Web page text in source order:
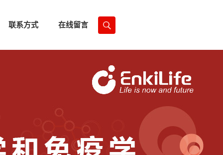
联系方式 在线留言